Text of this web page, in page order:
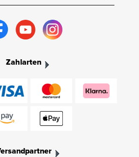
Zahlarten